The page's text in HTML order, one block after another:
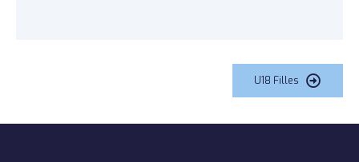
U18 Filles